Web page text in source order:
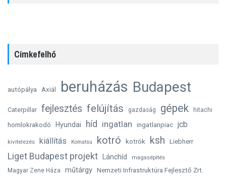
Címkefelhő
autópálya Axiál beruházás Budapest
Caterpillar fejlesztés felújítás gazdaság gépek hitachi
homlokrakodó Hyundai híd ingatlan ingatlanpiac jcb
kivitelezés kiállítás Komatsu kotró kotrók ksh Liebherr
Liget Budapest projekt Lánchíd
magasépítés
Magyar Zene Háza
műtárgy Nemzeti Infrastruktúra Fejlesztő Zrt.